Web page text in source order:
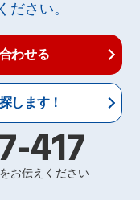
ださい。
わせる
します！
417
お伝えください